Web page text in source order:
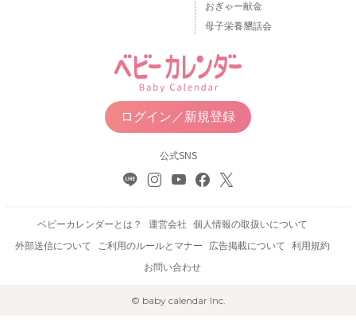
おぎゃー献金
母子栄養懇話会
ログイン／新規登録
公式SNS
ベビーカレンダーとは？ 運営会社
個人情報の取扱いについて
外部送信について
ご利用のルールとマナー 広告掲載について
利用規約
お問い合わせ
© baby calendar Inc.